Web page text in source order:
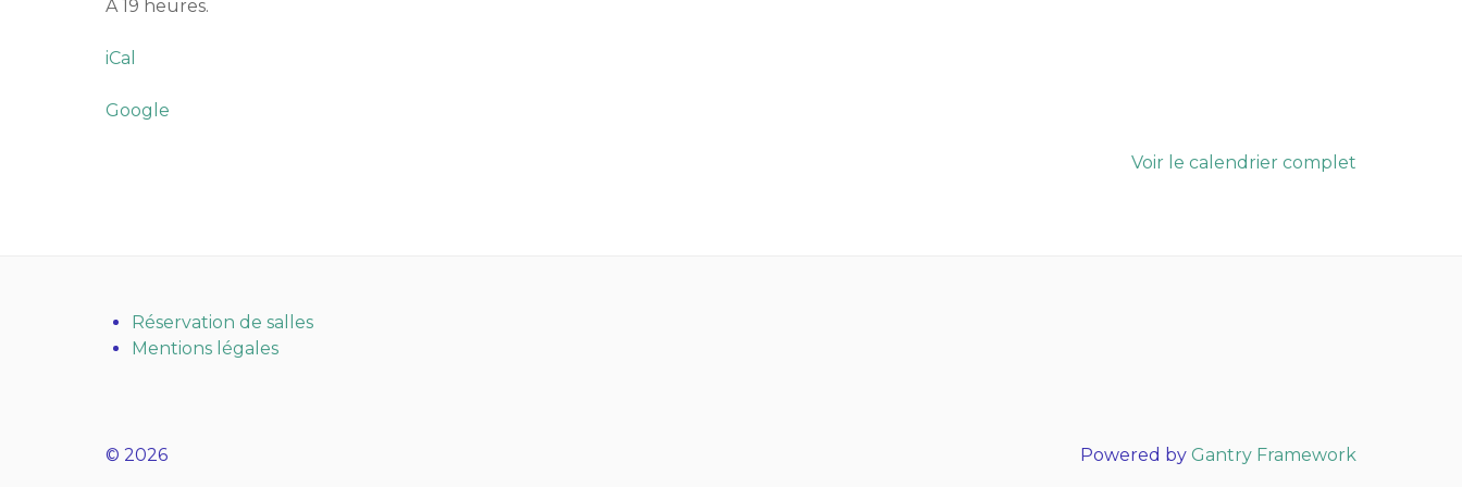
A 19 heures.
iCal
Google
Voir le calendrier complet
Réservation de salles
Mentions légales
© 2026 Powered by Gantry Framework